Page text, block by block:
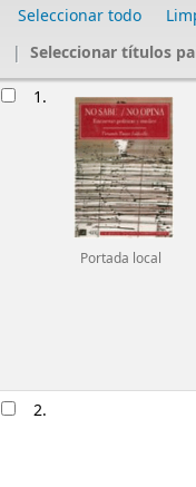
Seleccionar todo
Seleccionar títulos
1.
Portada local
2.